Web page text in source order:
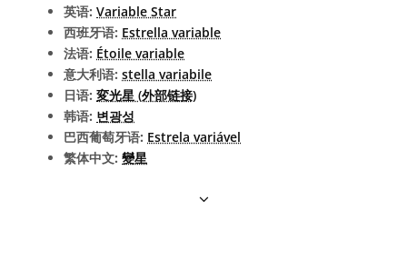
英语: Variable Star
西班牙语: Estrella variable
法语: Étoile variable
意大利语: stella variabile
日语: 変光星 (外部链接)
韩语: 변광성
巴西葡萄牙语: Estrela variável
繁体中文: 變星